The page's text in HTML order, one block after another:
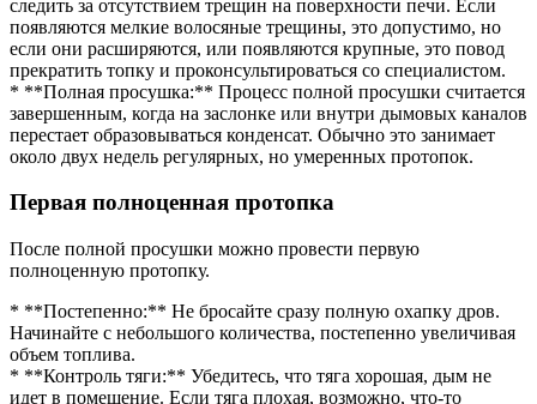
следить за отсутствием трещин на поверхности печи. Если
появляются мелкие волосяные трещины, это допустимо, но
если они расширяются, или появляются крупные, это повод
прекратить топку и проконсультироваться со специалистом.
* **Полная просушка:** Процесс полной просушки считается
завершенным, когда на заслонке или внутри дымовых каналов
перестает образовываться конденсат. Обычно это занимает
около двух недель регулярных, но умеренных протопок.
Первая полноценная протопка
После полной просушки можно провести первую
полноценную протопку.
* **Постепенно:** Не бросайте сразу полную охапку дров.
Начинайте с небольшого количества, постепенно увеличивая
объем топлива.
* **Контроль тяги:** Убедитесь, что тяга хорошая, дым не
идет в помещение. Если тяга плохая, возможно, что-то